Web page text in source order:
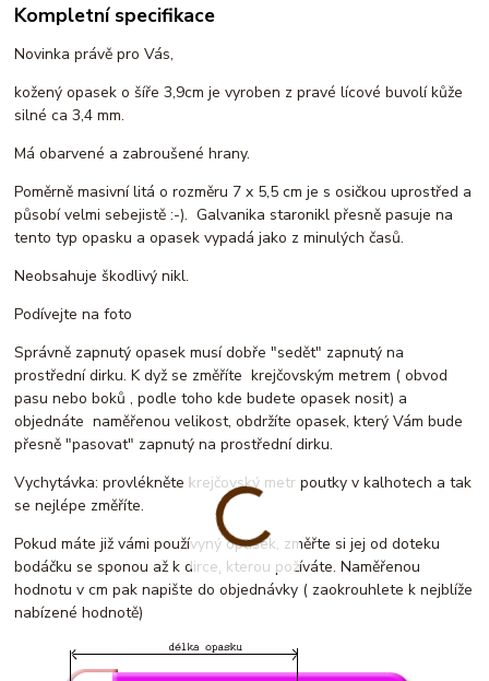
Kompletní specifikace
Novinka právě pro Vás,
kožený opasek o šíře 3,9cm je vyroben z pravé lícové buvolí kůže
silné ca 3,4 mm.
Má obarvené a zabroušené hrany.
Poměrně masivní litá o rozměru 7 x 5,5 cm je s osičkou uprostřed a
působí velmi sebejistě :-). Galvanika staronikl přesně pasuje na
tento typ opasku a opasek vypadá jako z minulých časů.
Neobsahuje škodlivý nikl.
Podívejte na foto
Správně zapnutý opasek musí dobře "sedět" zapnutý na
prostřední dirku. K dyž se změříte krejčovským metrem ( obvod
pasu nebo boků , podle toho kde budete opasek nosit) a
objednáte naměřenou velikost, obdržíte opasek, který Vám bude
přesně "pasovat" zapnutý na prostřední dirku.
Vychytávka: provlékněte krejčovský metr poutky v kalhotech a tak
se nejlépe změříte.
Pokud máte již vámi používyný opasek, změřte si jej od doteku
bodáčku se sponou až k dirce, kterou požíváte. Naměřenou
hodnotu v cm pak napište do objednávky ( zaokrouhlete k nejblíže
nabízené hodnotě)